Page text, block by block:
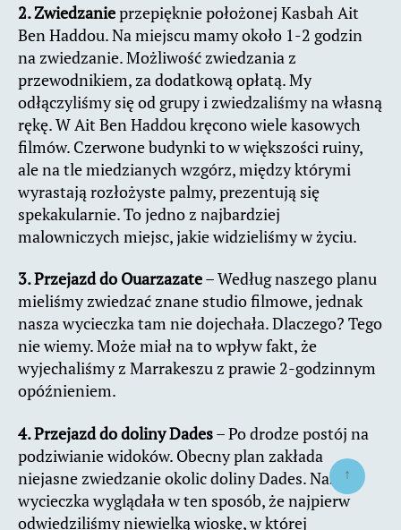
2. Zwiedzanieprzepięknie położonej Kasbah Ait
Ben Haddou. Na miejscu mamy około 1-2 godzin
na zwiedzanie. Możliwość zwiedzania z
przewodnikiem, za dodatkową opłatą. My
odłączyliśmy się od grupy i zwiedzaliśmy na własną
rękę. W Ait Ben Haddou kręcono wiele kasowych
filmów. Czerwone budynki to w większości ruiny,
ale na tle miedzianych wzgórz, między którymi
wyrastają rozłożyste palmy, prezentują się
spekakularnie. To jedno z najbardziej
malowniczych miejsc, jakie widzieliśmy w życiu.
3. Przejazd do Ouarzazate– Według naszego planu
mieliśmy zwiedzać znane studio filmowe, jednak
nasza wycieczka tam nie dojechała. Dlaczego? Tego
nie wiemy. Może miał na to wpływ fakt, że
wyjechaliśmy z Marrakeszu z prawie 2-godzinnym
opóźnieniem.
4. Przejazd do doliny Dades– Po drodze postój na
podziwianie widoków. Obecny plan zakłada
niejasne zwiedzanie okolic doliny Dades. Nasza
wycieczka wyglądała w ten sposób, że najpierw
odwiedziliśmy niewielką wioskę, w której
↑